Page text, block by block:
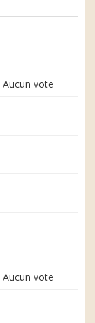
Aucun vote
Aucun vote